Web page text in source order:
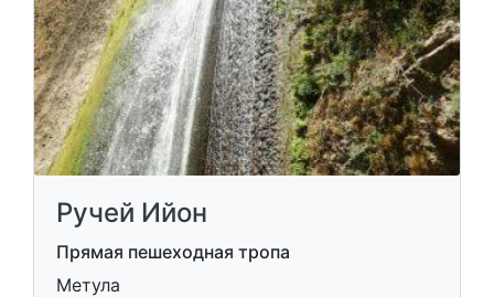
Ручей Ийон
Прямая пешеходная тропа
Метула